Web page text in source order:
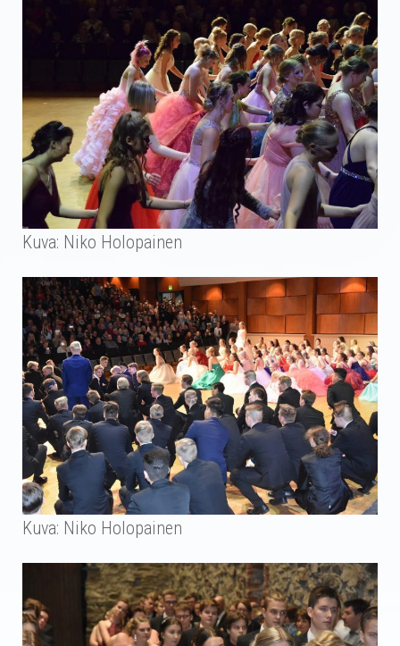
Kuva: Niko Holopainen
Kuva: Niko Holopainen